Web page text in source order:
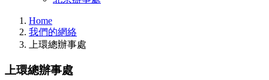
Home
我們的網絡
上環總辦事處
上環總辦事處